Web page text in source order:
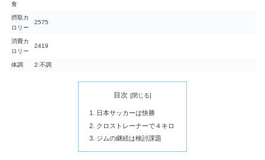
食
摂取カ
ロリー
2575
消費カ
ロリー
2419
体調 2:不調
目次
日本サッカーは快勝
クロストレーナーで４キロ
ジムの継続は検討課題